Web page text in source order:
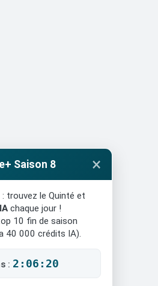
Saison 8 ×
: trouvez le Quinté et
chaque jour !
10 fin de saison
40 000 crédits IA).
: 2:06:19